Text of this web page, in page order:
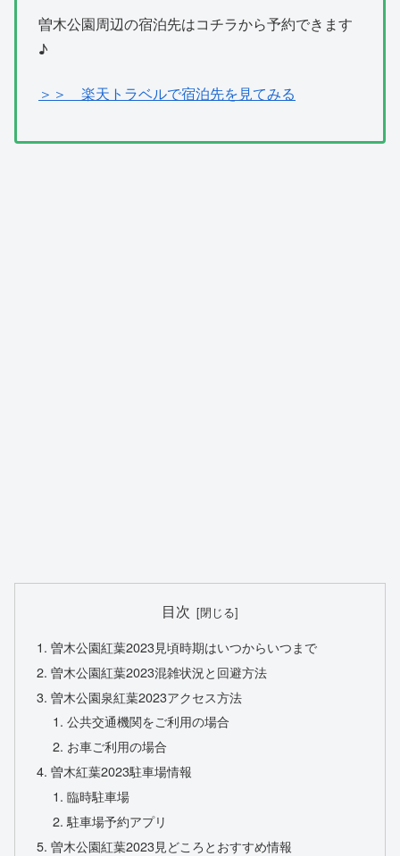
曽木公園周辺の宿泊先はコチラから予約できます
♪
＞＞ 楽天トラベルで宿泊先を見てみる
目次
曽木公園紅葉2023見頃時期はいつからいつまで
曽木公園紅葉2023混雑状況と回避方法
曽木公園泉紅葉2023アクセス方法
公共交通機関をご利用の場合
お車ご利用の場合
曽木紅葉2023駐車場情報
臨時駐車場
駐車場予約アプリ
曽木公園紅葉2023見どころとおすすめ情報